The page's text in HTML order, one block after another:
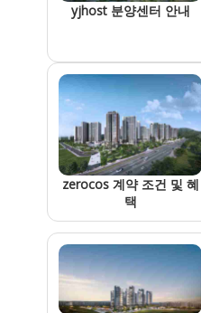
yjhost 분양센터 안내
zerocos 계약 조건 및 혜
택